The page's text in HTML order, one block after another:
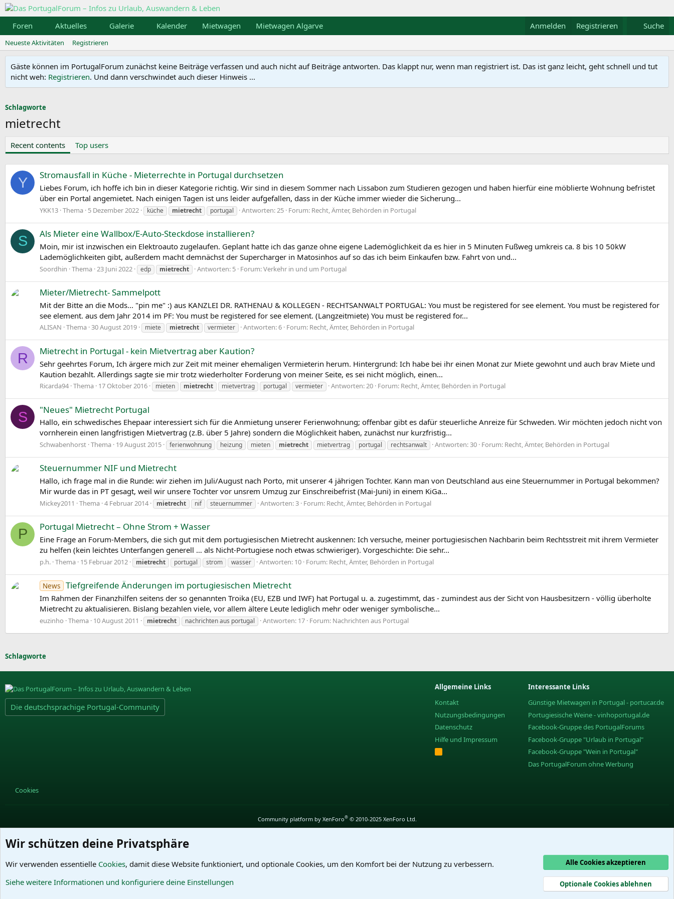
Foren Aktuelles Galerie Kalender Mietwagen Mietwagen Algarve Anmelden Registrieren Suche
Neueste Aktivitäten Registrieren
Gäste können im PortugalForum zunächst keine Beiträge verfassen und auch nicht auf Beiträge antworten. Das klappt nur, wenn man registriert ist. Das ist ganz leicht, geht schnell und tut
nicht weh: Registrieren. Und dann verschwindet auch dieser Hinweis ...
Schlagworte
mietrecht
Recent contents Top users
Y Stromausfall in Küche - Mieterrechte in Portugal durchsetzen
Liebes Forum, ich hoffe ich bin in dieser Kategorie richtig. Wir sind in diesem Sommer nach Lissabon zum Studieren gezogen und haben hierfür eine möblierte Wohnung befristet
über ein Portal angemietet. Nach einigen Tagen ist uns leider aufgefallen, dass in der Küche immer wieder die Sicherung...
YKK13 Thema 5 Dezember 2022 küche mietrecht portugal Antworten: 25 Forum: Recht, Ämter, Behörden in Portugal
S Als Mieter eine Wallbox/E-Auto-Steckdose installieren?
Moin, mir ist inzwischen ein Elektroauto zugelaufen. Geplant hatte ich das ganze ohne eigene Lademöglichkeit da es hier in 5 Minuten Fußweg umkreis ca. 8 bis 10 50kW
Lademöglichkeiten gibt, außerdem macht demnächst der Supercharger in Matosinhos auf so das ich beim Einkaufen bzw. Fahrt von und...
Soordhin Thema 23 Juni 2022 edp mietrecht Antworten: 5 Forum:Verkehr in und um Portugal
Mieter/Mietrecht- Sammelpott
Mit der Bitte an die Mods... "pin me" :) aus KANZLEI DR. RATHENAU & KOLLEGEN - RECHTSANWALT PORTUGAL: You must be registered for see element. You must be registered for
see element. aus dem Jahr 2014 im PF: You must be registered for see element. (Langzeitmiete) You must be registered for...
ALISAN Thema 30 August 2019 miete mietrecht vermieter Antworten: 6 Forum: Recht, Ämter, Behörden in Portugal
R Mietrecht in Portugal - kein Mietvertrag aber Kaution?
Sehr geehrtes Forum, Ich ärgere mich zur Zeit mit meiner ehemaligen Vermieterin herum. Hintergrund: Ich habe bei ihr einen Monat zur Miete gewohnt und auch brav Miete und
Kaution bezahlt. Allerdings sagte sie mir trotz wiederholter Forderung von meiner Seite, es sei nicht möglich, einen...
Ricarda94 Thema 17 Oktober 2016 mieten mietrecht mietvertrag portugal vermieter Antworten: 20 Forum: Recht, Ämter, Behörden in Portugal
S "Neues" Mietrecht Portugal
Hallo, ein schwedisches Ehepaar interessiert sich für die Anmietung unserer Ferienwohnung; offenbar gibt es dafür steuerliche Anreize für Schweden. Wir möchten jedoch nicht von
vornherein einen langfristigen Mietvertrag (z.B. über 5 Jahre) sondern die Möglichkeit haben, zunächst nur kurzfristig...
Schwabenhorst Thema 19 August 2015 ferienwohnung heizung mieten mietrecht mietvertrag portugal rechtsanwalt Antworten: 30 Forum: Recht, Ämter, Behörden in Portugal
Steuernummer NIF und Mietrecht
Hallo, ich frage mal in die Runde: wir ziehen im Juli/August nach Porto, mit unserer 4 jährigen Tochter. Kann man von Deutschland aus eine Steuernummer in Portugal bekommen?
Mir wurde das in PT gesagt, weil wir unsere Tochter vor unsrem Umzug zur Einschreibefrist (Mai-Juni) in einem KiGa...
Mickey2011 Thema 4 Februar 2014 mietrecht nif steuernummer Antworten: 3 Forum: Recht, Ämter, Behörden in Portugal
P Portugal Mietrecht – Ohne Strom + Wasser
Eine Frage an Forum-Members, die sich gut mit dem portugiesischen Mietrecht auskennen: Ich versuche, meiner portugiesischen Nachbarin beim Rechtsstreit mit ihrem Vermieter
zu helfen (kein leichtes Unterfangen generell … als Nicht-Portugiese noch etwas schwieriger). Vorgeschichte: Die sehr...
p.h. Thema 15 Februar 2012 mietrecht portugal strom wasser Antworten: 10 Forum: Recht, Ämter, Behörden in Portugal
News Tiefgreifende Änderungen im portugiesischen Mietrecht
Im Rahmen der Finanzhilfen seitens der so genannten Troika (EU, EZB und IWF) hat Portugal u. a. zugestimmt, das - zumindest aus der Sicht von Hausbesitzern - völlig überholte
Mietrecht zu aktualisieren. Bislang bezahlen viele, vor allem ältere Leute lediglich mehr oder weniger symbolische...
euzinho Thema 10 August 2011 mietrecht nachrichten aus portugal Antworten: 17 Forum: Nachrichten aus Portugal
Schlagworte
Die deutschsprachige Portugal-Community
Allgemeine Links
Kontakt
Nutzungsbedingungen
Datenschutz
Hilfe und Impressum
R
Interessante Links
Günstige Mietwagen in Portugal - portucar.de
Portugiesische Weine - vinhoportugal.de
Facebook-Gruppe des PortugalForums
Facebook-Gruppe "Urlaub in Portugal"
Facebook-Gruppe "Wein in Portugal"
Das PortugalForum ohne Werbung
Cookies
Community platform by XenForo® © 2010-2025 XenForo Ltd.
Wir schützen deine Privatsphäre
Wir verwenden essentielle Cookies, damit diese Website funktioniert, und optionale Cookies, um den Komfort bei der Nutzung zu verbessern.
Siehe weitere Informationen und konfiguriere deine Einstellungen
Alle Cookies akzeptieren
Optionale Cookies ablehnen